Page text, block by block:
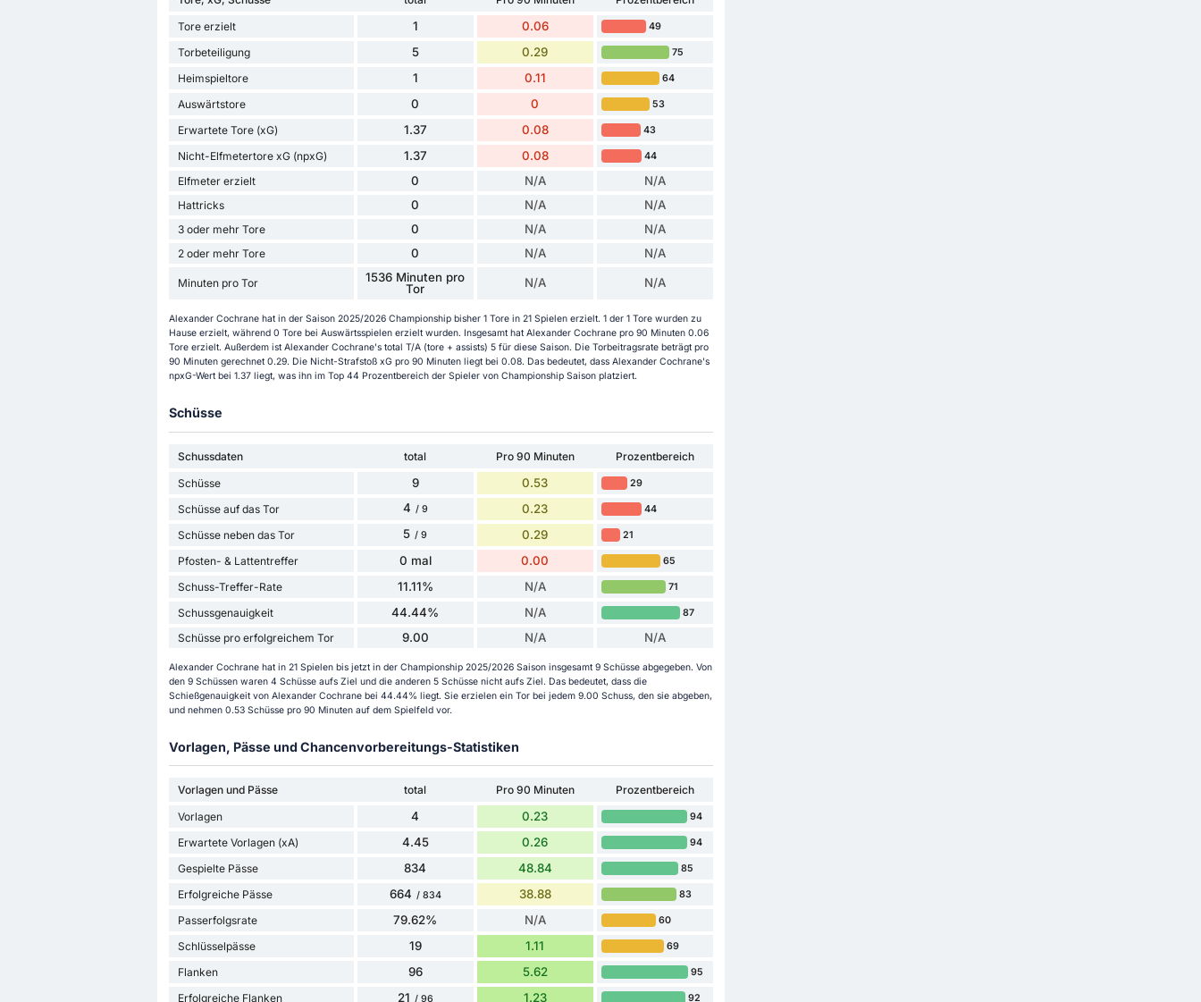
Tore erzielt
1 0.06 49
Torbeteiligung 5 0.29 75
Heimspieltore 1 0.11 64
Auswärtstore 0 0 53
Erwartete Tore (xG) 1.37 0.08 43
Nicht-Elfmetertore xG (npxG) 1.37 0.08 44
Elfmeter erzielt 0 N/A N/A
Hattricks 0 N/A N/A
3 oder mehr Tore 0 N/A N/A
2 oder mehr Tore 0 N/A N/A
Minuten pro Tor
1536 Minuten pro
Tor
N/A N/A
Alexander Cochrane hat in der Saison 2025/2026 Championship bisher 1 Tore in 21 Spielen erzielt. 1 der 1 Tore wurden zu
Hause erzielt, während 0 Tore bei Auswärtsspielen erzielt wurden. Insgesamt hat Alexander Cochrane pro 90 Minuten 0.06
Tore erzielt. Außerdem ist Alexander Cochrane's total T/A (tore + assists) 5 für diese Saison. Die Torbeitragsrate beträgt pro
90 Minuten gerechnet 0.29. Die Nicht-Strafstoß xG pro 90 Minuten liegt bei 0.08. Das bedeutet, dass Alexander Cochrane's
npxG-Wert bei 1.37 liegt, was ihn im Top 44 Prozentbereich der Spieler von Championship Saison platziert.
Schüsse
Schussdaten total Pro 90 Minuten
Prozentbereich
Schüsse
9 0.53 29
Schüsse auf das Tor 4 / 9 0.23 44
Schüsse neben das Tor 5 / 9 0.29 21
Pfosten- & Lattentreffer 0 mal 0.00 65
Schuss-Treffer-Rate 11.11% N/A 71
Schussgenauigkeit 44.44% N/A 87
Schüsse pro erfolgreichem Tor 9.00 N/A N/A
Alexander Cochrane hat in 21 Spielen bis jetzt in der Championship 2025/2026 Saison insgesamt 9 Schüsse abgegeben. Von
den 9 Schüssen waren 4 Schüsse aufs Ziel und die anderen 5 Schüsse nicht aufs Ziel. Das bedeutet, dass die
Schießgenauigkeit von Alexander Cochrane bei 44.44% liegt. Sie erzielen ein Tor bei jedem 9.00 Schuss, den sie abgeben,
und nehmen 0.53 Schüsse pro 90 Minuten auf dem Spielfeld vor.
Vorlagen, Pässe und Chancenvorbereitungs-Statistiken
Vorlagen und Pässe total Pro 90 Minuten
Prozentbereich
Vorlagen
4 0.23 94
Erwartete Vorlagen (xA) 4.45 0.26 94
Gespielte Pässe 834 48.84 85
Erfolgreiche Pässe 664 / 834 38.88 83
Passerfolgsrate 79.62% N/A 60
Schlüsselpässe 19 1.11 69
Flanken 96 5.62 95
Erfolgreiche Flanken 21 / 96 1.23 92